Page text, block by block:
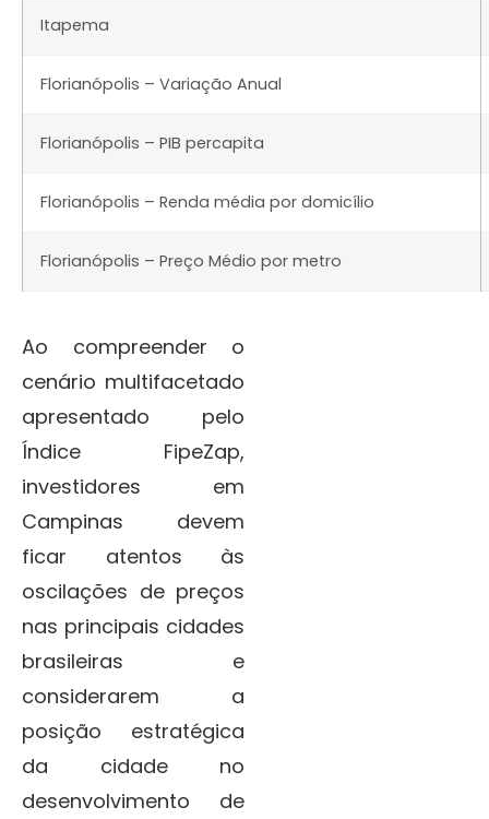
Itapema
Florianópolis – Variação Anual
Florianópolis – PIB percapita
Florianópolis – Renda média por domicílio
Florianópolis – Preço Médio por metro
Ao compreender o
cenário multifacetado
apresentado pelo
Índice FipeZap,
investidores em
Campinas devem
ficar atentos às
oscilações de preços
nas principais cidades
brasileiras e
considerarem a
posição estratégica
da cidade no
desenvolvimento de